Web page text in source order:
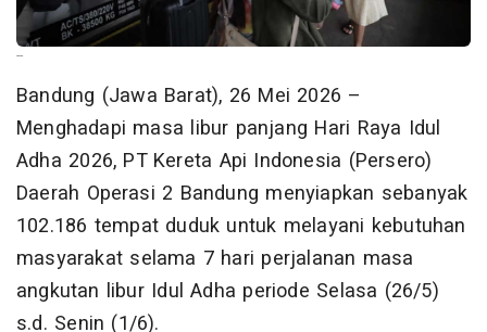
--
Bandung (Jawa Barat), 26 Mei 2026 –
Menghadapi masa libur panjang Hari Raya Idul
Adha 2026, PT Kereta Api Indonesia (Persero)
Daerah Operasi 2 Bandung menyiapkan sebanyak
102.186 tempat duduk untuk melayani kebutuhan
masyarakat selama 7 hari perjalanan masa
angkutan libur Idul Adha periode Selasa (26/5)
s.d. Senin (1/6).